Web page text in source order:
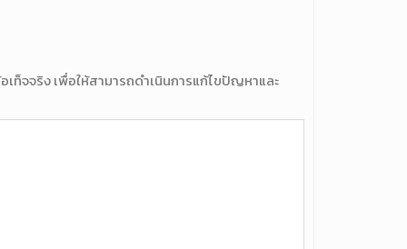
จจริง เพื่อให้สามารถดำเนินการแก้ไขปัญหาและ